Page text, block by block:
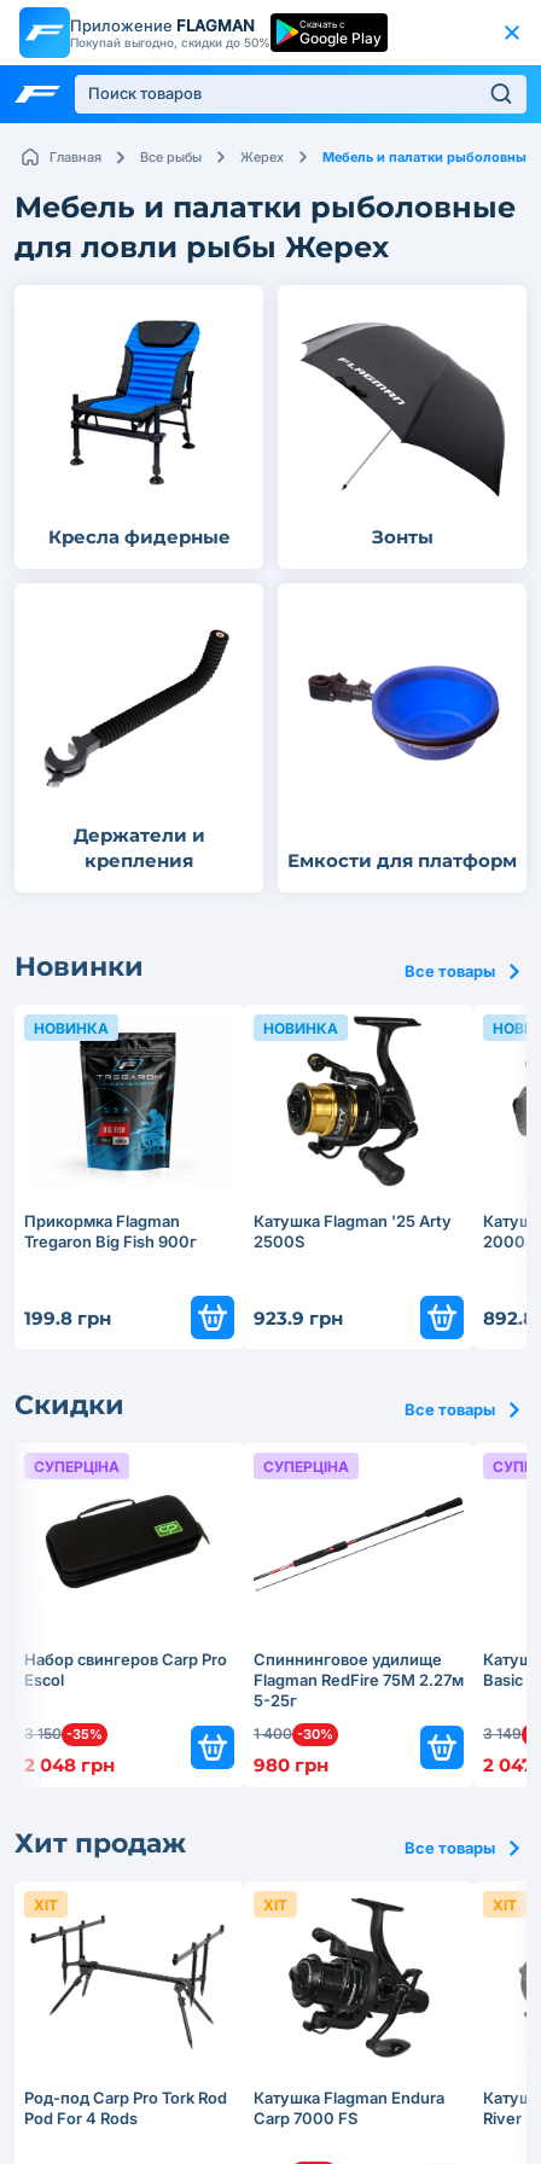
Приложение FLAGMAN
Покупай выгодно, скидки до 50%
Скачать с
Google Play
Главная Все рыбы Жерех Мебель и палатки рыболовные
Мебель и палатки рыболовные
для ловли рыбы Жерех
Кресла фидерные Зонты
Держатели и
крепления
Емкости для платформ
Новинки Все товары
Прикормка Flagman
Tregaron Big Fish 900г
199.8 грн
НОВИНКА
Катушка Flagman '25 Arty
2500S
923.9 грн
НОВИНКА
2000S
892.8
Скидки Все товары
Набор свингеров Carp Pro
Escol
3 150 -35%
2 048 грн
СУПЕРЦІНА
Спиннинговое удилище
Flagman RedFire 75M 2.27м
5-25г
1 400 -30%
980 грн
СУПЕРЦІНА
Basic
3 149
2 047
Хит продаж Все товары
Род-под Carp Pro Tork Rod
Pod For 4 Rods
ХІТ
Катушка Flagman Endura
Carp 7000 FS
ХІТ
River
ХІТ